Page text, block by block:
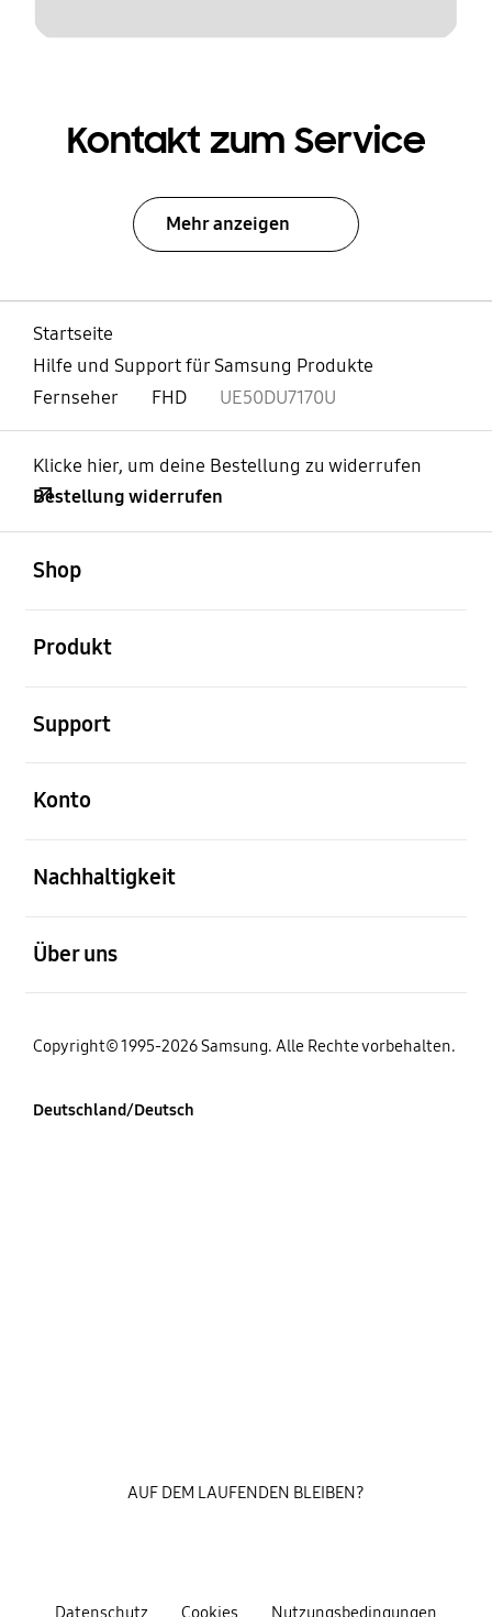
Kontakt zum Service
Mehr anzeigen
Startseite
Hilfe und Support für Samsung Produkte
Fernseher
FHD UE50DU7170U
Klicke hier, um deine Bestellung zu widerrufen
Bestellung widerrufen
Shop
Produkt
Support
Konto
Nachhaltigkeit
Über uns
Copyright© 1995-2026 Samsung. Alle Rechte vorbehalten.
Deutschland/Deutsch
Datenschutz Cookies Nutzungsbedingungen
AUF DEM LAUFENDEN BLEIBEN?